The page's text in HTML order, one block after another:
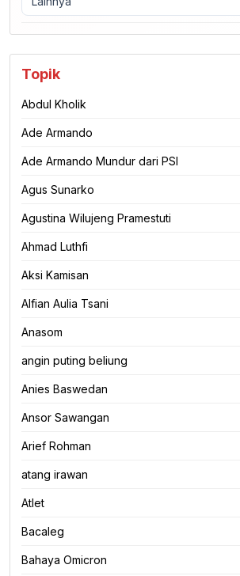
Topik
Abdul Kholik
Ade Armando
Ade Armando Mundur dari PSI
Agus Sunarko
Agustina Wilujeng Pramestuti
Ahmad Luthfi
Aksi Kamisan
Alfian Aulia Tsani
Anasom
angin puting beliung
Anies Baswedan
Ansor Sawangan
Arief Rohman
atang irawan
Atlet
Bacaleg
Bahaya Omicron